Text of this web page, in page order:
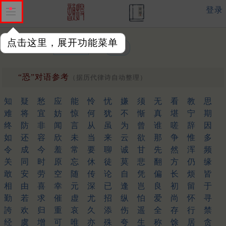
点击这里，展开功能菜单
登录
单字或词汇：
“恐”对语参考 （据历代律诗自动整理）
知 疑 愁 应 能 怜 忧 嫌 须 无 看 教
思
难
将 宜 妨 惊 何 犹 不 惭 真 堪 宁
期
终
防 非 闻 言 从 虽 为 曾 谁 嗟 辞
因
如
还 容 欣 未 当 来 云 欲 那 争 惟
多
令
成 今 羞 常 要 聊 诚 甘 先 然 浑
频
关
同 时 原 忘 休 徒 莫 悲 翻 方 仍
缘
敢
安 劳 空 随 传 论 自 凭 偏 长 烦
皆
相
由 喜 幸 元 深 已 逢 岂 良 初 留
于
勤
若 求 催 虚 尤 招 纵 怕 爱 尚 怀
寻
誇
欢 归 重 哀 久 添 伤 遥 全 存 行
禁
经
虞 增 可 唯 亦 殊 夸 生 称 馀 居 贪